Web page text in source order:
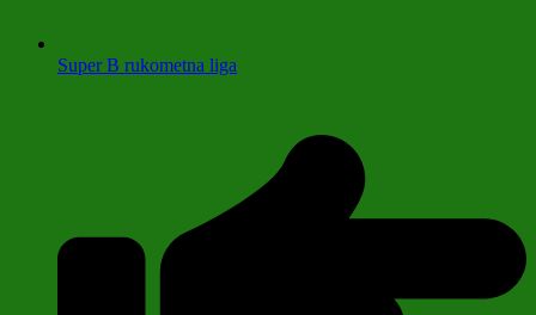
Super B rukometna liga